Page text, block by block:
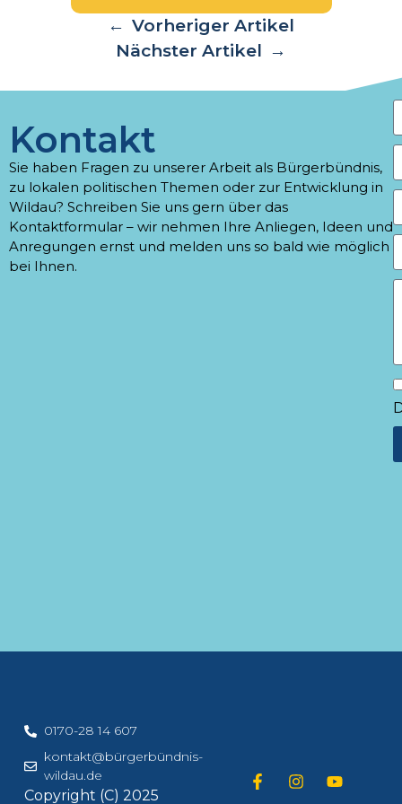
← Vorheriger Artikel
Nächster Artikel →
Kontakt
Sie haben Fragen zu unserer Arbeit als Bürgerbündnis,
zu lokalen politischen Themen oder zur Entwicklung in
Wildau? Schreiben Sie uns gern über das
Kontaktformular – wir nehmen Ihre Anliegen, Ideen und
Anregungen ernst und melden uns so bald wie möglich
bei Ihnen.
0170-28 14 607
kontakt@bürgerbündnis-
wildau.de
Copyright (C) 2025